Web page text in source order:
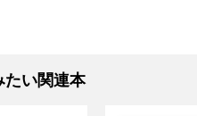
たい関連本